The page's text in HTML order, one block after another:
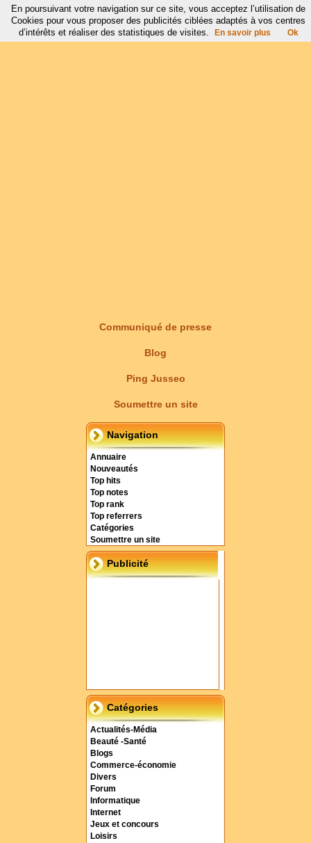
Communiqué de presse
Blog
Ping Jusseo
Soumettre un site
Navigation
Annuaire
Nouveautés
Top hits
Top notes
Top rank
Top referrers
Catégories
Soumettre un site
Publicité
Catégories
Actualités-Média
Beauté -Santé
Blogs
Commerce-économie
Divers
Forum
Informatique
Internet
Jeux et concours
Loisirs
En poursuivant votre navigation sur ce site, vous acceptez l’utilisation de
Cookies pour vous proposer des publicités ciblées adaptés à vos centres
d’intérêts et réaliser des statistiques de visites.
En savoir plus Ok